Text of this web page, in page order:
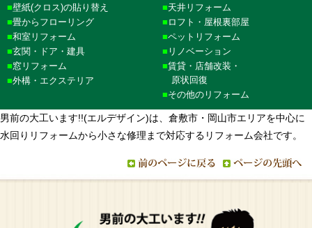
壁紙(クロス)の貼り替え
畳からフローリング
和室リフォーム
玄関・ドア・建具
窓リフォーム
外構・エクステリア
天井リフォーム
ロフト・屋根裏部屋
ペットリフォーム
リノベーション
賃貸・店舗改装・
原状回復
その他のリフォーム
男前の大工います!!(エルデザイン)は、倉敷市・岡山市エリアを中心に
水回りリフォームから小さな修理まで対応するリフォーム会社です。